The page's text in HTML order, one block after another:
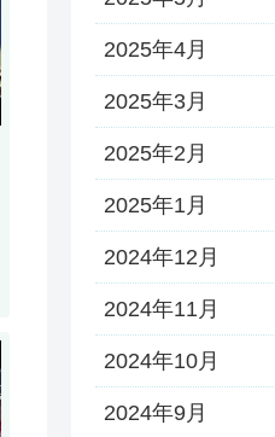
2025年4月
2025年3月
2025年2月
2025年1月
2024年12月
2024年11月
2024年10月
2024年9月